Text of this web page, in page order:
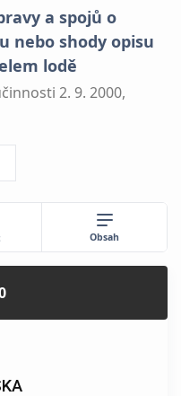
a spojů o
nebo shody opisu
lodě
2. 9. 2000,
Obsah